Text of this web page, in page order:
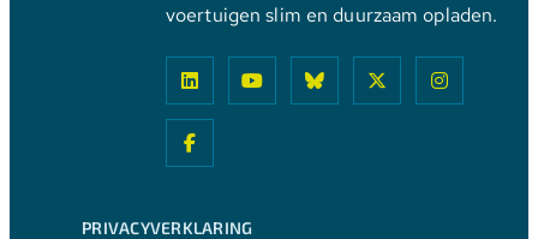
voertuigen slim en duurzaam opladen.
PRIVACYVERKLARING